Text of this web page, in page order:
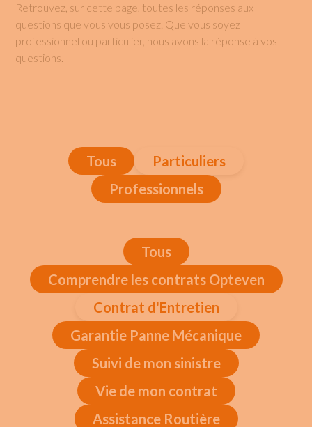
Retrouvez, sur cette page, toutes les réponses aux
questions que vous vous posez. Que vous soyez
professionnel ou particulier, nous avons la réponse à vos
questions.
Tous
Particuliers
Professionnels
Tous
Comprendre les contrats Opteven
Contrat d'Entretien
Garantie Panne Mécanique
Suivi de mon sinistre
Vie de mon contrat
Assistance Routière